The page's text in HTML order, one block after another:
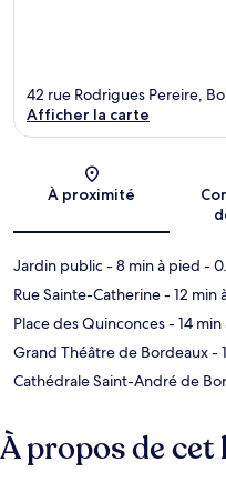
42 rue Rodrigues Pereire,
Afficher la carte
À proximité
Jardin public- 8 min à pied -
Rue Sainte-Catherine- 12 min
Place des Quinconces- 14
Grand Théâtre de Bordeaux-
Cathédrale Saint-André de
À propos de